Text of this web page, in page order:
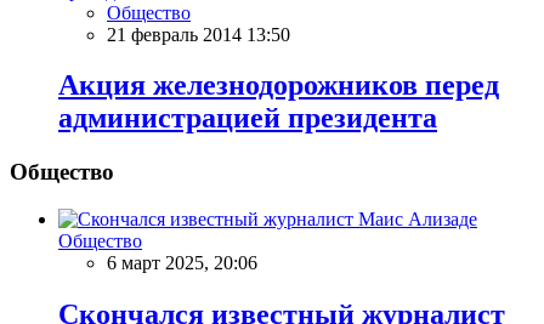
Общество
21 февраль 2014 13:50
Акция железнодорожников перед
администрацией президента
Общество
Общество
6 март 2025, 20:06
Скончался известный журналист